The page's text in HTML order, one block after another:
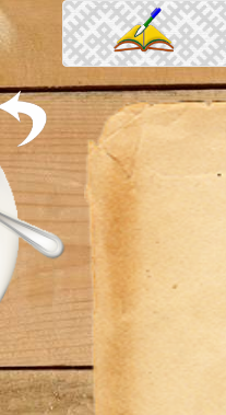
Skip to main content